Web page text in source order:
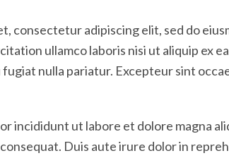
consectetur adipiscing elit, sed do
ullamco laboris nisi ut aliquip ex
nulla pariatur. Excepteur sint
incididunt ut labore et dolore magna
Duis aute irure dolor in